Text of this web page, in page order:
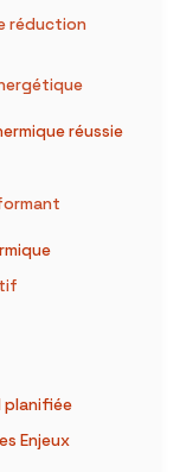
réduction
réussie
planifiée
Enjeux